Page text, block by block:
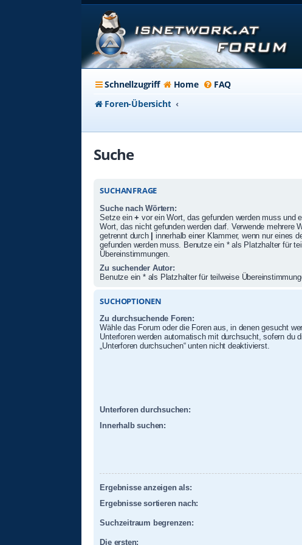
Schnellzugriff Home FAQ
Foren-Übersicht
Suche
SUCHANFRAGE
Suche nach Wörtern:
Setze ein+ vor ein Wort, das gefunden werden muss und
Wort, das nicht gefunden werden darf. Verwende mehrere
getrennt durch | innerhalb einer Klammer, wenn nur eines
gefunden werden muss. Benutze ein * als Platzhalter für
Übereinstimmungen.
Zu suchender Autor:
Benutze ein * als Platzhalter für teilweise
SUCHOPTIONEN
Zu durchsuchende Foren:
Wähle das Forum oder die Foren aus, in denen gesucht
Unterforen werden automatisch mit durchsucht, sofern du
„Unterforen durchsuchen“ unten nicht deaktivierst.
Unterforen durchsuchen:
Innerhalb suchen:
Ergebnisse anzeigen als:
Ergebnisse sortieren nach:
Suchzeitraum begrenzen:
Die ersten: